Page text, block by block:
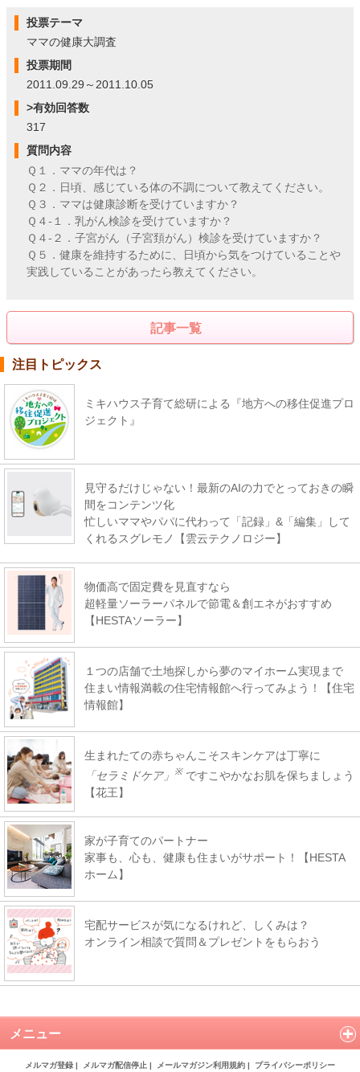
投票テーマ
ママの健康大調査
投票期間
2011.09.29～2011.10.05
>有効回答数
317
質問内容
Ｑ１．ママの年代は？
Ｑ２．日頃、感じている体の不調について教えてください。
Ｑ３．ママは健康診断を受けていますか？
Ｑ４-１．乳がん検診を受けていますか？
Ｑ４-２．子宮がん（子宮頚がん）検診を受けていますか？
Ｑ５．健康を維持するために、日頃から気をつけていることや
実践していることがあったら教えてください。
記事一覧
注目トピックス
ミキハウス子育て総研による『地方への移住促進プロ
ジェクト』
見守るだけじゃない！最新のAIの力でとっておきの瞬
間をコンテンツ化
忙しいママやパパに代わって「記録」&「編集」して
くれるスグレモノ【雲云テクノロジー】
物価高で固定費を見直すなら
超軽量ソーラーパネルで節電＆創エネがおすすめ
【HESTAソーラー】
１つの店舗で土地探しから夢のマイホーム実現まで
住まい情報満載の住宅情報館へ行ってみよう！【住宅
情報館】
生まれたての赤ちゃんこそスキンケアは丁寧に
「セラミドケア」
※ ですこやかなお肌を保ちましょう
【花王】
家が子育てのパートナー
家事も、心も、健康も住まいがサポート！【HESTA
ホーム】
宅配サービスが気になるけれど、しくみは？
オンライン相談で質問＆プレゼントをもらおう
メニュー
メルマガ登録 | メルマガ配信停止 | メールマガジン利用規約 | プライバシーポリシー